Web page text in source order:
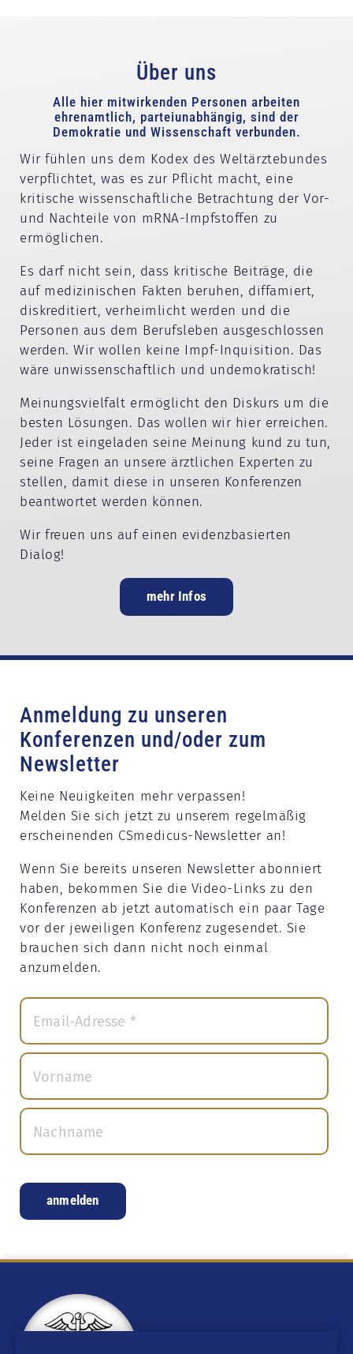
Über uns
Alle hier mitwirkenden Personen arbeiten
ehrenamtlich, parteiunabhängig, sind der
Demokratie und Wissenschaft verbunden.
Wir fühlen uns dem Kodex des Weltärztebundes
verpflichtet, was es zur Pflicht macht, eine
kritische wissenschaftliche Betrachtung der Vor-
und Nachteile von mRNA-Impfstoffen zu
ermöglichen.
Es darf nicht sein, dass kritische Beiträge, die
auf medizinischen Fakten beruhen, diffamiert,
diskreditiert, verheimlicht werden und die
Personen aus dem Berufsleben ausgeschlossen
werden. Wir wollen keine Impf-Inquisition. Das
wäre unwissenschaftlich und undemokratisch!
Meinungsvielfalt ermöglicht den Diskurs um die
besten Lösungen. Das wollen wir hier erreichen.
Jeder ist eingeladen seine Meinung kund zu tun,
seine Fragen an unsere ärztlichen Experten zu
stellen, damit diese in unseren Konferenzen
beantwortet werden können.
Wir freuen uns auf einen evidenzbasierten
Dialog!
mehr Infos
Anmeldung zu unseren
Konferenzen und/oder zum
Newsletter
Keine Neuigkeiten mehr verpassen!
Melden Sie sich jetzt zu unserem regelmäßig
erscheinenden CSmedicus-Newsletter an!
Wenn Sie bereits unseren Newsletter abonniert
haben, bekommen Sie die Video-Links zu den
Konferenzen ab jetzt automatisch ein paar Tage
vor der jeweiligen Konferenz zugesendet. Sie
brauchen sich dann nicht noch einmal
anzumelden.